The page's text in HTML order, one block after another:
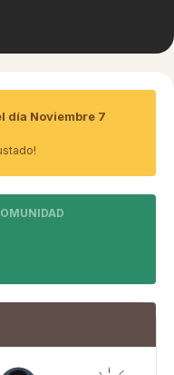
día Noviembre 7